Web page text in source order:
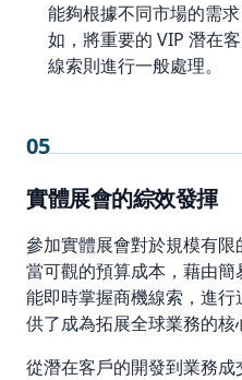
能夠根據不同市場的需
如，將重要的 VIP 潛在
線索則進行一般處理。
05
實體展會的綜效發揮
參加實體展會對於規模有
當可觀的預算成本，藉由簡
能即時掌握商機線索，進
供了成為拓展全球業務的核
從潛在客戶的開發到業務